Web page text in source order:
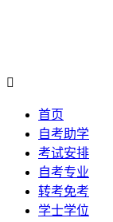

首页
自考助学
考试安排
自考专业
转考免考
学士学位